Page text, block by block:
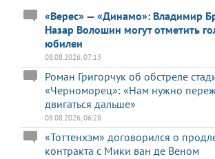
«Верес» — «Динамо»: Владимир
Назар Волошин могут отметить
юбилеи
08.08.2026, 07:13
Роман Григорчук об обстреле
«Черноморец»: «Нам нужно
двигаться дальше»
08.08.2026, 06:28
«Тоттенхэм» договорился о
контракта с Мики ван де Веном